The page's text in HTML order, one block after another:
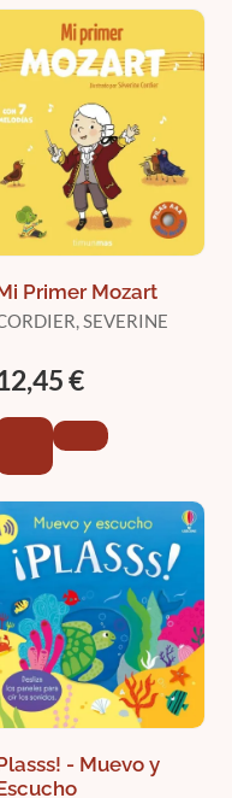
Primer Mozart
SEVERINE
€
- Muevo y